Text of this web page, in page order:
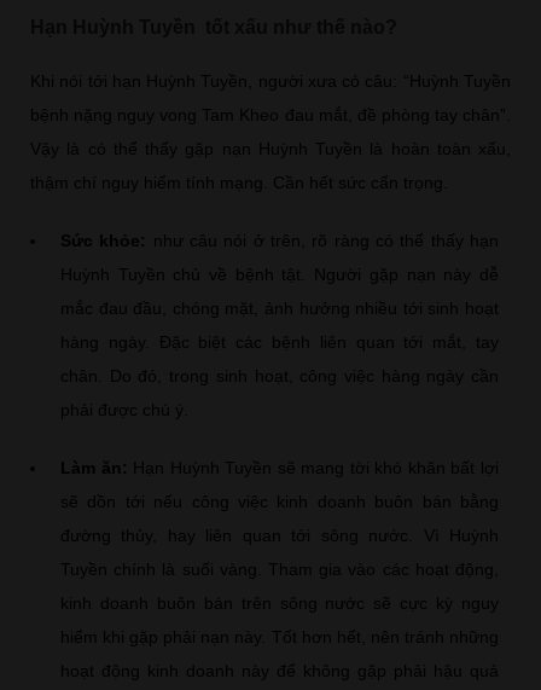
Khi nói tới hạn Huỳnh Tuyền, người xưa có câu: “Huỳnh Tuyền
bệnh nặng nguy vong Tam Kheo đau mắt, đề phòng tay chân”.
Vậy là có thể thấy gặp nạn Huỳnh Tuyền là hoàn toàn xấu,
thậm chí nguy hiểm tính mạng. Cần hết sức cẩn trọng.
Sức khỏe: như câu nói ở trên, rõ ràng có thể thấy hạn
Huỳnh Tuyền chủ về bệnh tật. Người gặp nạn này dễ
mắc đau đầu, chóng mặt, ảnh hưởng nhiều tới sinh hoạt
hàng ngày. Đặc biệt các bệnh liên quan tới mắt, tay
chân. Do đó, trong sinh hoạt, công việc hàng ngày cần
phải được chú ý.
Làm ăn: Hạn Huỳnh Tuyền sẽ mang tời khó khăn bất lợi
sẽ dồn tới nếu công việc kinh doanh buôn bán bằng
đường thủy, hay liên quan tới sông nước. Vì Huỳnh
Tuyền chính là suối vàng. Tham gia vào các hoạt động,
kinh doanh buôn bán trên sông nước sẽ cực kỳ nguy
hiểm khi gặp phải nạn này. Tốt hơn hết, nên tránh những
hoạt động kinh doanh này để không gặp phải hậu quả